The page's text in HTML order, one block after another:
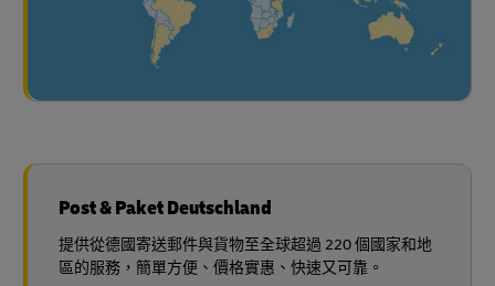
Post & Paket Deutschland
提供從德國寄送郵件與貨物至全球超過 220 個國家和地
區的服務，簡單方便、價格實惠、快速又可靠。